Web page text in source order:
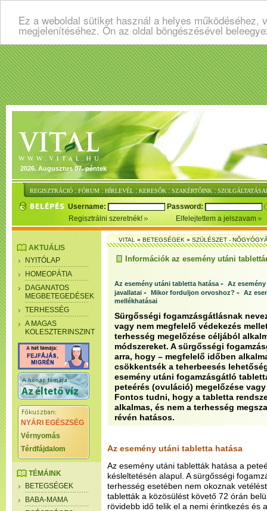
Ez a weboldal sütiket használ a helyes
megjelenítéséhez. Ön az oldal böngészésével
2026. Augusztus 07. péntek
REGISZTRÁCIÓ : FÓRUM : HÍRLEVÉL : KERESŐK : SZAKÉRTŐINK :
Username:
Password:
Regisztrálni szeretnék!
Elfelejtettem a jelszavam
AKTUÁLIS
NYITÓLAP
HOMEOPÁTIA
DAGANATOS
MEGBETEGEDÉSEK
TERHESSÉG
A MAGAS
KOLESZTERINSZINT
NYÁRI EGÉSZSÉG
Vérnyomás
Térdfájdalom
TÉMÁINK
BETEGSÉGEK
BABA-MAMA
VITAL»BETEGSÉGEK»SZÜLÉSZET -
Információk az esemény utáni
Az esemény utáni tabletta hatása - Az
javallatai - Mikor forduljon orvoshoz? - Az
mellékhatásai
Sürgősségi fogamzásgátlásnak
vagy nem megfelelő védekezés
terhesség megelőzése céljából
módszereket. A sürgősségi
arra, hogy – megfelelő időben
csökkentsék a teherbeesés
esemény utáni fogamzásgátló
peteérés (ovuláció) megelőzése
Fontos tudni, hogy a tabletta
alkalmas, és nem a terhesség
révén hatásos.
Az esemény utáni tabletta hatása
Az esemény utáni tabletták hatása a
késleltetésén alapul. A sürgősségi
terhesség esetében nem okoznak
tabletták a közösülést követő 72 órán
rövidebb idő telik el a nemi érintkezés és